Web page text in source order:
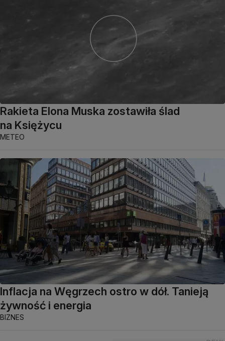
Rakieta Elona Muska zostawiła ślad
na Księżycu
METEO
Inflacja na Węgrzech ostro w dół. Tanieją
żywność i energia
BIZNES